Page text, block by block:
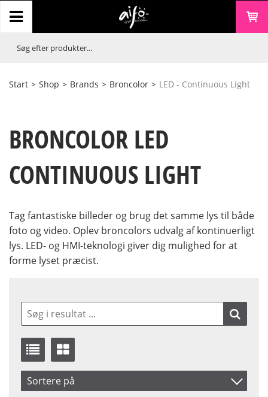
Start > Shop > Brands > Broncolor > LED - Continuous Light
BRONCOLOR LED
CONTINUOUS LIGHT
Tag fantastiske billeder og brug det samme lys til både
foto og video. Oplev broncolors udvalg af kontinuerligt
lys. LED- og HMI-teknologi giver dig mulighed for at
forme lyset præcist.
Sortere på